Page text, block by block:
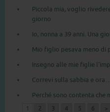
Piccola mia, voglio
giorno
Io, nonna a 39 anni. Una
Mio figlio pesava meno di
Insegno alle mie figlie
Correvi sulla sabbia e ora…
Perché sono contenta che
1 2 3 4 5 6 >